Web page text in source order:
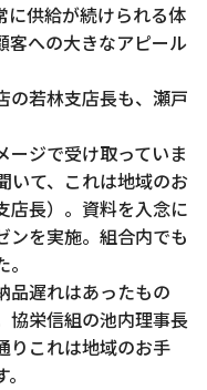
に供給が続けられる体
客への大きなアピール
の若林支店長も、瀬戸
ージで受け取っていま
いて、これは地域のお
店長）。資料を入念に
ンを実施。組合内でも
品遅れはあったもの
協栄信組の池内理事長
りこれは地域のお手